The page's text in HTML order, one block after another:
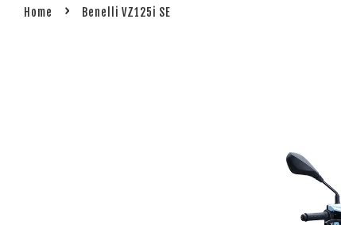
Home › Benelli VZ125i SE